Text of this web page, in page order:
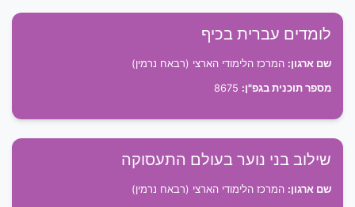
לומדים עברית בכיף
שם ארגון: המרכז הלימודי הארצי (רבאח נרמין)
מספר תוכנית בגפ"ן:
שילוב בני נוער בעולם התעסוקה
שם ארגון: המרכז הלימודי הארצי (רבאח נרמין)